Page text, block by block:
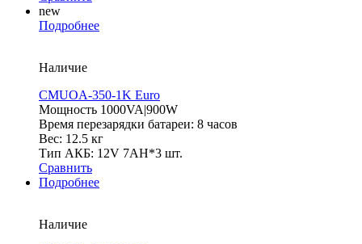
new
Подробнее
Наличие
CMUOA-350-1K Euro
Мощность 1000VA|900W
Время перезарядки батареи: 8 часов
Вес: 12.5 кг
Тип АКБ: 12V 7AH*3 шт.
Сравнить
Подробнее
Наличие